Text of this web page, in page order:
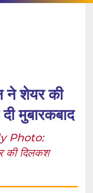
ने शेयर की
मुबारकबाद
Photo:
की दिलकश